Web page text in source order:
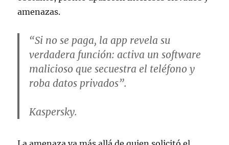
amenazas.
“Si no se paga, la app revela su
verdadera función: activa un software
malicioso que secuestra el teléfono y
roba datos privados”.
Kaspersky.